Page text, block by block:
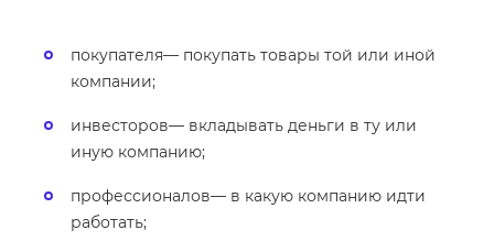
покупателя— покупать товары той или иной
компании;
инвесторов— вкладывать деньги в ту или
иную компанию;
профессионалов— в какую компанию идти
работать;